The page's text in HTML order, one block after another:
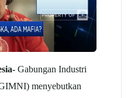
Gabungan Industri
menyebutkan